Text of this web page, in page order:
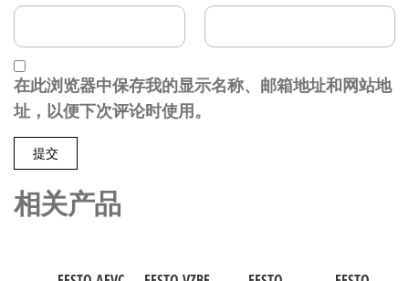
在此浏览器中保存我的显示名称、邮箱地址和网站地
址，以便下次评论时使用。
相关产品